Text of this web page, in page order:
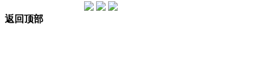
返回顶部